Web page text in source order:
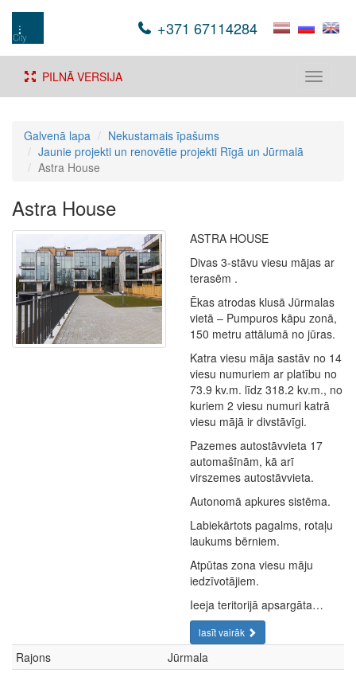
+371 67114284
Toggle
PILNĀ VERSIJA
Galvenā lapa
Nekustamais īpašums
Jaunie projekti un renovētie projekti Rīgā un Jūrmalā
Astra House
Astra House
ASTRA HOUSE
Divas 3-stāvu viesu mājas ar
terasēm .
Ēkas atrodas klusā Jūrmalas
vietā – Pumpuros kāpu zonā,
150 metru attālumā no jūras.
Katra viesu māja sastāv no 14
viesu numuriem ar platību no
73.9 kv.m. līdz 318.2 kv.m., no
kuriem 2 viesu numuri katrā
viesu mājā ir divstāvīgi.
Pazemes autostāvvieta 17
automašīnām, kā arī
virszemes autostāvvieta.
Autonomā apkures sistēma.
Labiekārtots pagalms, rotaļu
laukums bērniem.
Atpūtas zona viesu māju
iedzīvotājiem.
Ieeja teritorijā apsargāta…
lasīt vairāk
Rajons
Jūrmala